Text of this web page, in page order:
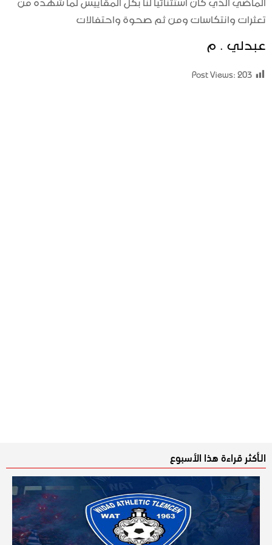
تعثرات وانتكاسات ومن ثم صحوة واحتفالات
عبدلي . م
Post Views:203
الـأكثر قراءة هذا الأسبوع